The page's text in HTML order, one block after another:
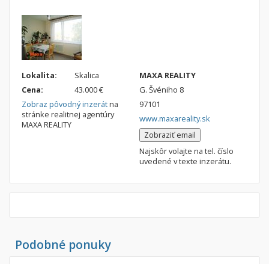
Pozemok
Stavebné pozemky
Priemyselný pozemok
Poľnohospodárske pozemky
Záhrada
Iný poľnohospodársky pozemok
Garáž, garážové státie
Lokalita:
Skalica
Cena:
43.000 €
Zobraz pôvodný inzerátna
stránke realitnej agentúry
MAXA REALITY
MAXA REALITY
G. Švéniho 8
97101
www.maxareality.sk
Zobraziť email
Najskôr volajte na tel. číslo
uvedené v texte inzerátu.
Podobné ponuky